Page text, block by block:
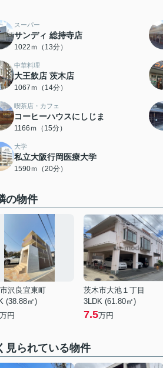
スーパー
サンディ 総持寺店
1022ｍ（13分）
中華料理
大王飲店 茨木店
1067ｍ（14分）
喫茶店・カフェ
コーヒーハウスにしじま
1166ｍ（15分）
大学
私立大阪行岡医療大学
1590ｍ（20分）
の物件
沢良宜東町
(38.88㎡)
万円
茨木市大池１丁目
3LDK (61.80㎡)
7.5万円
見られている物件